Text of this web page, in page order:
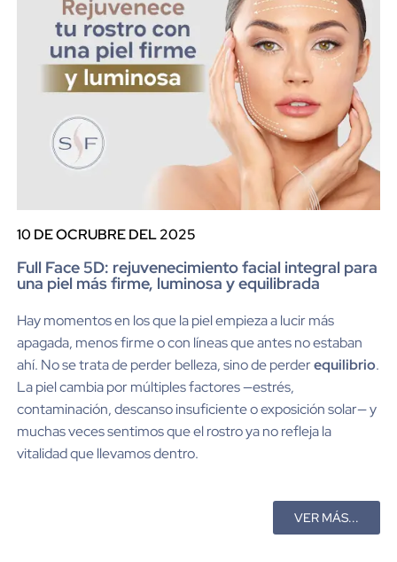
10 DE OCRUBRE DEL 2025
Full Face 5D: rejuvenecimiento facial integral para
una piel más firme, luminosa y equilibrada
Hay momentos en los que la piel empieza a lucir más
apagada, menos firme o con líneas que antes no estaban
ahí. No se trata de perder belleza, sino de perderequilibrio.
La piel cambia por múltiples factores —estrés,
contaminación, descanso insuficiente o exposición solar— y
muchas veces sentimos que el rostro ya no refleja la
vitalidad que llevamos dentro.
VER MÁS...